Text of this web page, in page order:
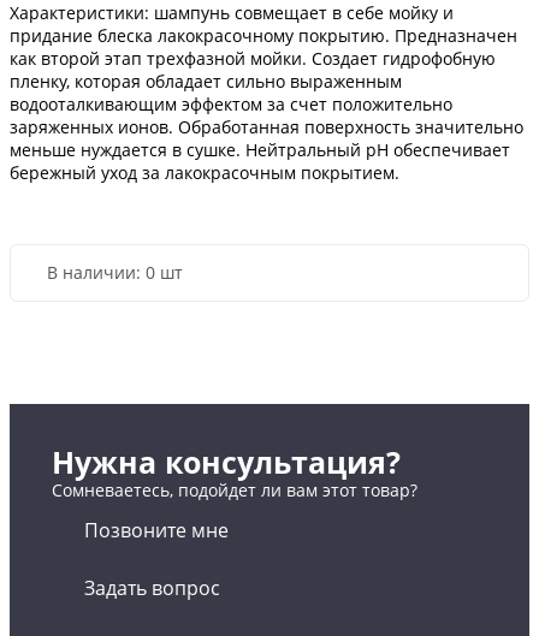
Характеристики: шампунь совмещает в себе мойку и
придание блеска лакокрасочному покрытию. Предназначен
как второй этап трехфазной мойки. Создает гидрофобную
пленку, которая обладает сильно выраженным
водооталкивающим эффектом за счет положительно
заряженных ионов. Обработанная поверхность значительно
меньше нуждается в сушке. Нейтральный pH обеспечивает
бережный уход за лакокрасочным покрытием.
В наличии: 0 шт
Нужна консультация?
Сомневаетесь, подойдет ли вам этот товар?
Позвоните мне
Задать вопрос